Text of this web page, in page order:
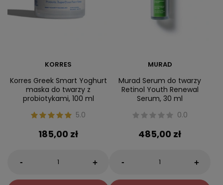
KORRES
Korres Greek Smart Yoghurt
maska do twarzy z
probiotykami, 100 ml
5.0
185,00 zł
- +
MURAD
Murad Serum do twarzy
Retinol Youth Renewal
Serum, 30 ml
0.0
485,00 zł
- +